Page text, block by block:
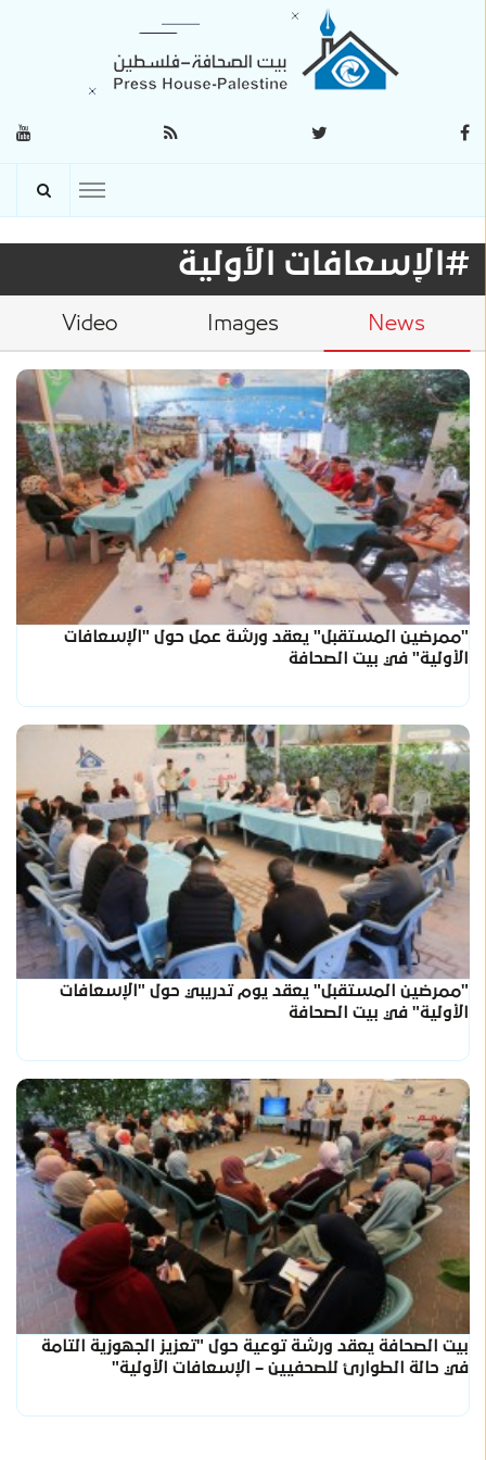
#الإسعافات الأولية
News
Images
Video
"ممرضين المستقبل" يعقد ورشة عمل حول "الإسعافات
الأولية" في بيت الصحافة
"ممرضين المستقبل" يعقد يوم تدريبي حول "الإسعافات
الأولية" في بيت الصحافة
بيت الصحافة يعقد ورشة توعية حول "تعزيز الجهوزية التامة
في حالة الطوارئ للصحفيين – الإسعافات الأولية"